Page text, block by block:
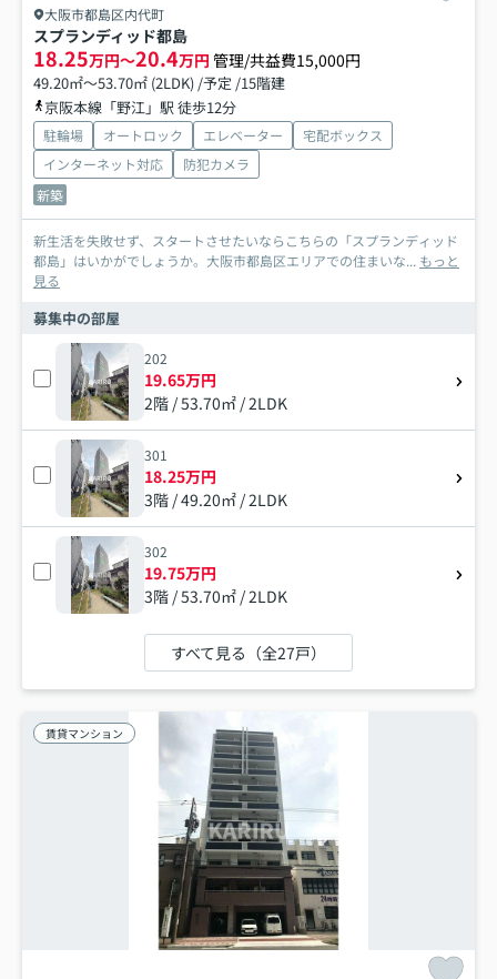
大阪市都島区内代町
スプランディッド都島
18.25万円～20.4万円 管理/共益費15,000円
49.20㎡～53.70㎡ (2LDK) /予定 /15階建
京阪本線「野江」駅 徒歩12分
駐輪場 オートロック エレベーター
宅配ボックス
インターネット対応
防犯カメラ
新築
新生活を失敗せず、スタートさせたいならこちらの「スプランディッド
都島」はいかがでしょうか。大阪市都島区エリアでの住まいな... もっと
見る
募集中の部屋
202
19.65万円
2階 / 53.70㎡ / 2LDK
301
18.25万円
3階 / 49.20㎡ / 2LDK
302
19.75万円
3階 / 53.70㎡ / 2LDK
すべて見る（全27戸）
賃貸マンション